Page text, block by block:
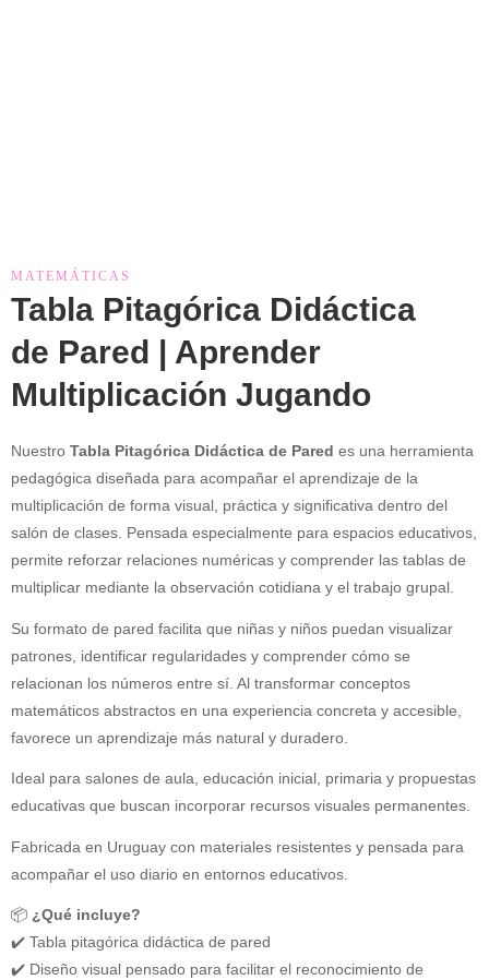
MATEMÁTICAS
Tabla Pitagórica Didáctica
de Pared | Aprender
Multiplicación Jugando
Nuestro Tabla Pitagórica Didáctica de Pared es una herramienta
pedagógica diseñada para acompañar el aprendizaje de la
multiplicación de forma visual, práctica y significativa dentro del
salón de clases. Pensada especialmente para espacios educativos,
permite reforzar relaciones numéricas y comprender las tablas de
multiplicar mediante la observación cotidiana y el trabajo grupal.
Su formato de pared facilita que niñas y niños puedan visualizar
patrones, identificar regularidades y comprender cómo se
relacionan los números entre sí. Al transformar conceptos
matemáticos abstractos en una experiencia concreta y accesible,
favorece un aprendizaje más natural y duradero.
Ideal para salones de aula, educación inicial, primaria y propuestas
educativas que buscan incorporar recursos visuales permanentes.
Fabricada en Uruguay con materiales resistentes y pensada para
acompañar el uso diario en entornos educativos.
📦 ¿Qué incluye?
✔️ Tabla pitagórica didáctica de pared
✔️ Diseño visual pensado para facilitar el reconocimiento de